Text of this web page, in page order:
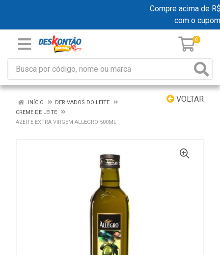
Compre acima de
com o
0
VOLTAR
INÍCIO
DERIVADOS DO LEITE
CREME DE LEITE
AZEITE EXTRA VIRGEM ALLEGRO 500ML